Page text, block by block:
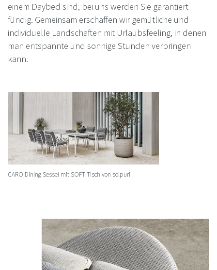
einem Daybed sind, bei uns werden Sie garantiert
fündig. Gemeinsam erschaffen wir gemütliche und
individuelle Landschaften mit Urlaubsfeeling, in denen
man entspannte und sonnige Stunden verbringen
kann.
CARO Dining Sessel mit SOFT Tisch von solpuri